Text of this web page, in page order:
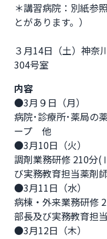
＊講習病院：別紙参
とがあります。）
３月14日（土）神奈
304号室
内容
●3月９日（月）
病院･診療所･薬局の
ープ　他
●3月10日（火）
調剤業務研修 210分
び実務教育担当薬剤
●3月11日（水）
病棟・外来業務研修
部長及び実務教育担
●3月12日（木）